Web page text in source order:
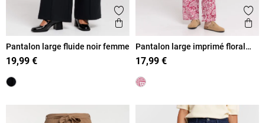
Ajouter aux favoris
Aperçu rapide
Pantalon large fluide noir femme
19,99 €
Pantalon large imprimé floral
femme
17,99 €